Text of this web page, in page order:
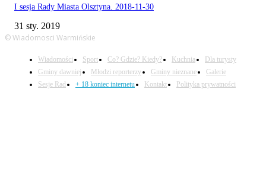
I sesja Rady Miasta Olsztyna. 2018-11-30
31 sty. 2019
© Wiadomosci Warmińskie
Wiadomości Sport Co? Gdzie? Kiedy? Kuchnia
Dla turysty
Gminy dawniej
Młodzi reporterzy Gminy nieznane
Galerie
Sesje Rad
+ 18 koniec internetu Kontakt Polityka prywatności